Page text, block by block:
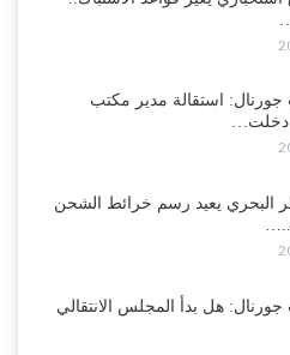
جديدة مع السعودية.. الإمارات
على البحر…
بِلَاد الله الوَاسِعَة.. تَبْقَى صَنْعَاء
استقالة مدير مكتب
دخلت…
البحري يعيد رسم خرائط الشحن
هل بدأ المجلس الانتقالي